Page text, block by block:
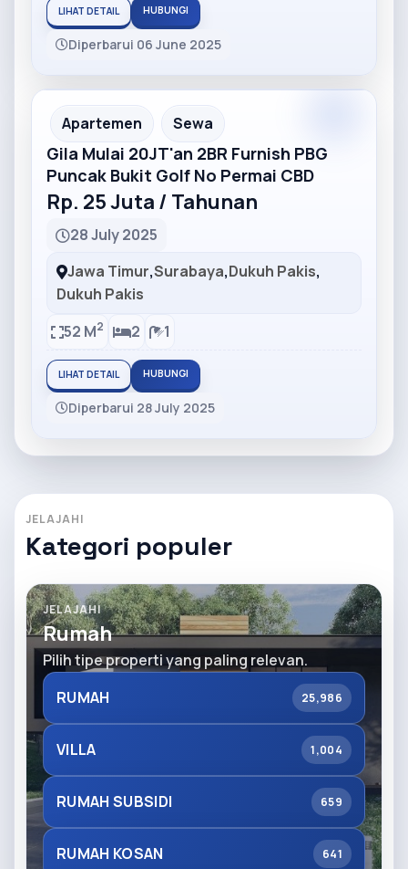
LIHAT DETAIL HUBUNGI
Diperbarui 06 June 2025
Partner Ad
Apartemen Sewa
Gila Mulai 20JT'an 2BR Furnish PBG
Puncak Bukit Golf No Permai CBD
Rp. 25 Juta / Tahunan
28 July 2025
Jawa Timur,Surabaya,Dukuh Pakis,
Dukuh Pakis
52 M2 2 1
LIHAT DETAIL HUBUNGI
Diperbarui 28 July 2025
JELAJAHI
Kategori populer
JELAJAHI
Rumah
Pilih tipe properti yang paling relevan.
RUMAH
25,986
VILLA 1,004
RUMAH SUBSIDI 659
RUMAH KOSAN 641